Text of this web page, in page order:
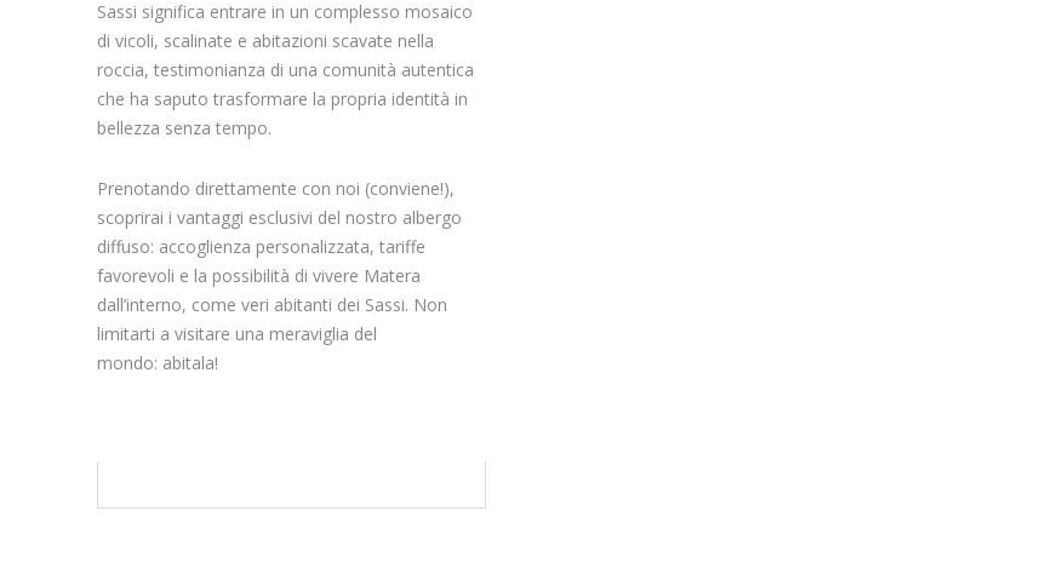
Sassi significa entrare in un complesso mosaico
di vicoli, scalinate e abitazioni scavate nella
roccia, testimonianza di una comunità autentica
che ha saputo trasformare la propria identità in
bellezza senza tempo.
Prenotando direttamente con noi (conviene!),
scoprirai i vantaggi esclusivi del nostro albergo
diffuso: accoglienza personalizzata, tariffe
favorevoli e la possibilità di vivere Matera
dall’interno, come veri abitanti dei Sassi. Non
limitarti a visitare una meraviglia del
mondo: abitala!